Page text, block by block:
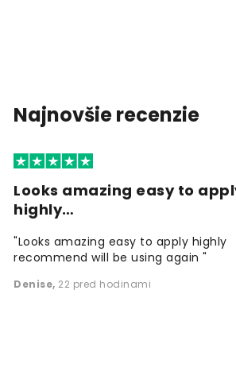
Najnovšie recenzie
Looks amazing easy to
highly…
"Looks amazing easy to apply highly
recommend will be using again "
Denise, 22 pred hodinami